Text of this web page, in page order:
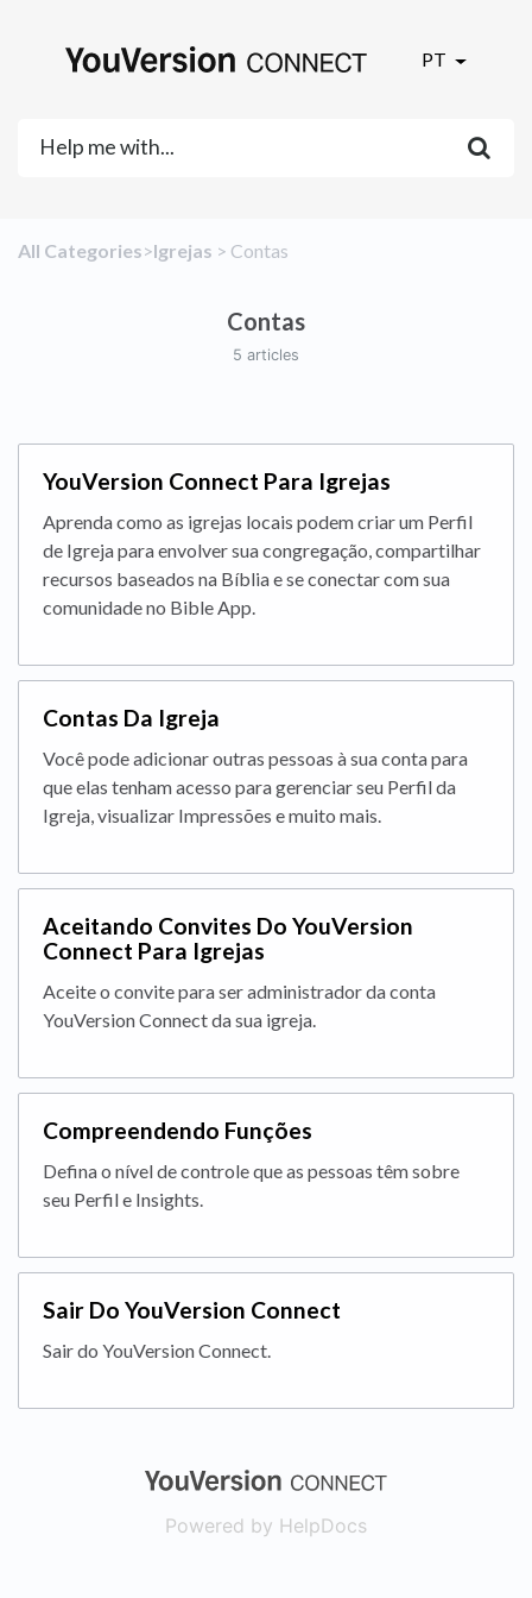
PT
All Categories​>​​Igrejas ​ > ​ ​Contas
Contas
5 articles
YouVersion Connect Para Igrejas
Aprenda como as igrejas locais podem criar um Perfil
de Igreja para envolver sua congregação, compartilhar
recursos baseados na Bíblia e se conectar com sua
comunidade no Bible App.
Contas Da Igreja
Você pode adicionar outras pessoas à sua conta para
que elas tenham acesso para gerenciar seu Perfil da
Igreja, visualizar Impressões e muito mais.
Aceitando Convites Do YouVersion
Connect Para Igrejas
Aceite o convite para ser administrador da conta
YouVersion Connect da sua igreja.
Compreendendo Funções
Defina o nível de controle que as pessoas têm sobre
seu Perfil e Insights.
Sair Do YouVersion Connect
Sair do YouVersion Connect.
(opens in a
Powered by HelpDocs